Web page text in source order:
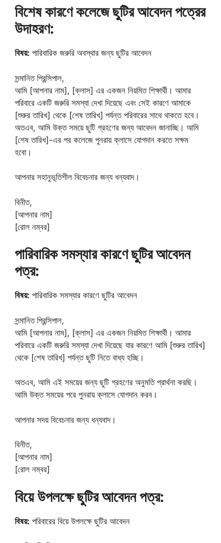
বিশেষ কারণে কলেজে ছুটির আবেদন পত্রের
উদাহরণ:
বিষয়: পারিবারিক জরুরি অবস্থার জন্য ছুটির আবেদন
সন্মানিত প্রিন্সিপাল,
আমি [আপনার নাম], [ক্লাস] এর একজন নিয়মিত শিক্ষার্থী। আমার
পরিবারে একটি জরুরি সমস্যা দেখা দিয়েছে এবং সেই কারণে আমাকে
[শুরুর তারিখ] থেকে [শেষ তারিখ] পর্যন্ত পরিবারের সাথে থাকতে হবে।
অতএব, আমি উক্ত সময়ে ছুটি গ্রহণের জন্য আবেদন জানাচ্ছি। আমি
[শেষ তারিখ]-এর পর কলেজে পুনরায় ক্লাসে যোগদান করতে সক্ষম
হবো।
আপনার সহানুভূতিশীল বিবেচনার জন্য ধন্যবাদ।
বিনীত,
[আপনার নাম]
[রোল নম্বর]
পারিবারিক সমস্যার কারণে ছুটির আবেদন
পত্র:
বিষয়: পারিবারিক সমস্যার কারণে ছুটির আবেদন
সন্মানিত প্রিন্সিপাল,
আমি [আপনার নাম], [ক্লাস] এর একজন নিয়মিত শিক্ষার্থী। আমার
পরিবারে একটি জরুরি সমস্যা দেখা দিয়েছে যার কারণে আমি [শুরুর তারিখ]
থেকে [শেষ তারিখ] পর্যন্ত ছুটি নিতে বাধ্য হচ্ছি।
অতএব, আমি এই সময়ের জন্য ছুটি গ্রহণের অনুমতি প্রার্থনা করছি।
আমি উক্ত সময়ের পরে পুনরায় ক্লাসে যোগদান করব।
আপনার সদয় বিবেচনার জন্য ধন্যবাদ।
বিনীত,
[আপনার নাম]
[রোল নম্বর]
বিয়ে উপলক্ষে ছুটির আবেদন পত্র:
বিষয়: পরিবারের বিয়ে উপলক্ষে ছুটির আবেদন